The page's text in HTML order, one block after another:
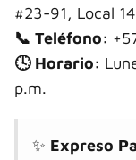
#23-91, Local
📞 Teléfono:
🕓 Horario:
p.m.
✨ Expreso